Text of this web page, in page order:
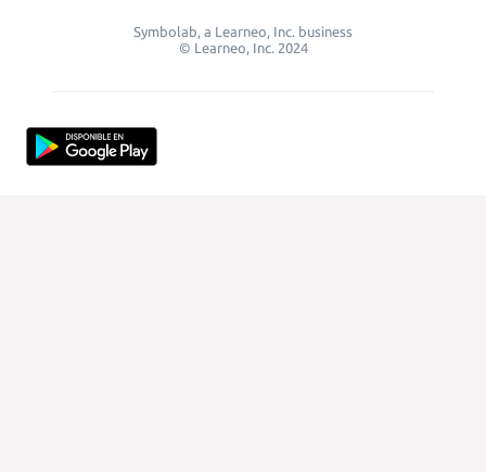
Symbolab, a Learneo, Inc. business
© Learneo, Inc. 2024